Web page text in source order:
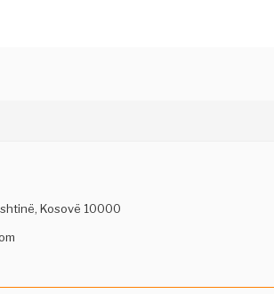
Kosovë 10000